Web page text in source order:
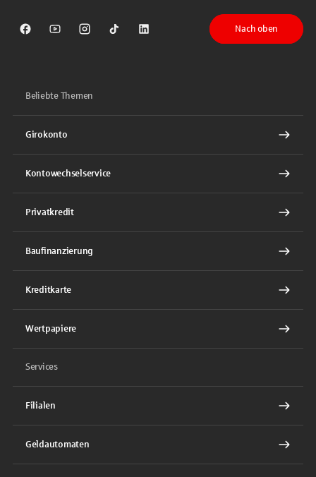
Sparkasse auf Facebook
Sparkasse auf Youtube
Sparkasse auf Instagram
Sparkasse auf TikTok
Sparkasse auf LinkedIn
Nach oben
Beliebte Themen
Girokonto
Kontowechselservice
Privatkredit
Baufinanzierung
Kreditkarte
Wertpapiere
Services
Filialen
Geldautomaten